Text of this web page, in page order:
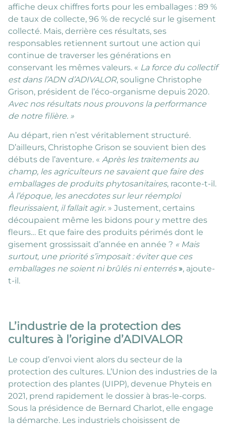
affiche deux chiffres forts pour les emballages : 89 %
de taux de collecte, 96 % de recyclé sur le gisement
collecté. Mais, derrière ces résultats, ses
responsables retiennent surtout une action qui
continue de traverser les générations en
conservant les mêmes valeurs. « La force du collectif
est dans l’ADN d’ADIVALOR, souligne Christophe
Grison, président de l’éco-organisme depuis 2020.
Avec nos résultats nous prouvons la performance
de notre filière. »
Au départ, rien n’est véritablement structuré.
D’ailleurs, Christophe Grison se souvient bien des
débuts de l’aventure. « Après les traitements au
champ, les agriculteurs ne savaient que faire des
emballages de produits phytosanitaires, raconte-t-il.
À l’époque, les anecdotes sur leur réemploi
fleurissaient, il fallait agir. » Justement, certains
découpaient même les bidons pour y mettre des
fleurs… Et que faire des produits périmés dont le
gisement grossissait d’année en année ? « Mais
surtout, une priorité s’imposait : éviter que ces
emballages ne soient ni brûlés ni enterrés », ajoute-
t-il.
L’industrie de la protection des
cultures à l’origine d’ADIVALOR
Le coup d’envoi vient alors du secteur de la
protection des cultures. L’Union des industries de la
protection des plantes (UIPP), devenue Phyteis en
2021, prend rapidement le dossier à bras-le-corps.
Sous la présidence de Bernard Charlot, elle engage
la démarche. Les industriels choisissent de